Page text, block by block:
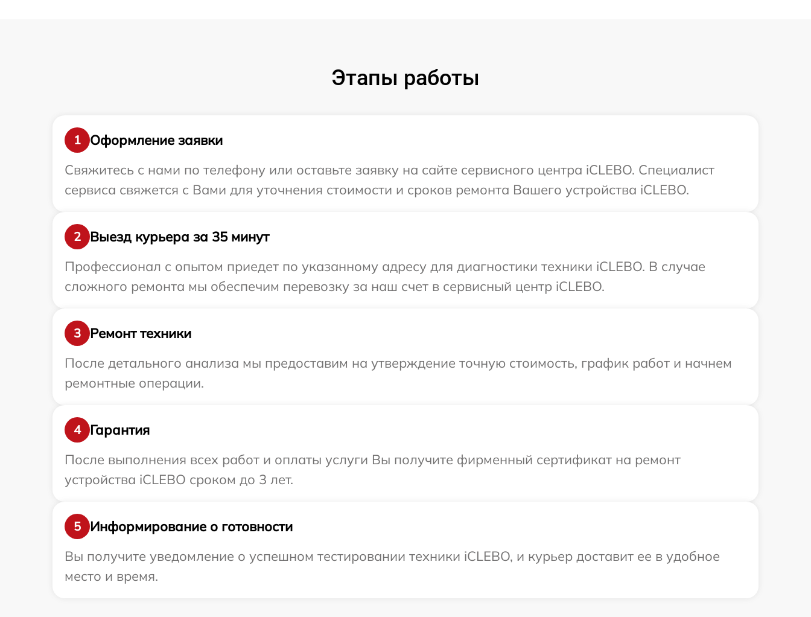
Этапы работы
1
Оформление заявки
Свяжитесь с нами по телефону или оставьте заявку на сайте сервисного центра iCLEBO. Специалист
сервиса свяжется с Вами для уточнения стоимости и сроков ремонта Вашего устройства iCLEBO.
2
Выезд курьера за 35 минут
Профессионал с опытом приедет по указанному адресу для диагностики техники iCLEBO. В случае
сложного ремонта мы обеспечим перевозку за наш счет в сервисный центр iCLEBO.
3
Ремонт техники
После детального анализа мы предоставим на утверждение точную стоимость, график работ и начнем
ремонтные операции.
4
Гарантия
После выполнения всех работ и оплаты услуги Вы получите фирменный сертификат на ремонт
устройства iCLEBO сроком до 3 лет.
5
Информирование о готовности
Вы получите уведомление о успешном тестировании техники iCLEBO, и курьер доставит ее в удобное
место и время.